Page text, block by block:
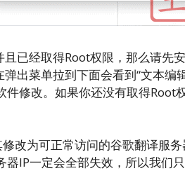
已经取得Root权限，那么请先
出菜单拉到下面会看到“文本编
修改。如果你还没有取得Root
改为可正常访问的谷歌翻译服
IP一定会全部失效，所以我们